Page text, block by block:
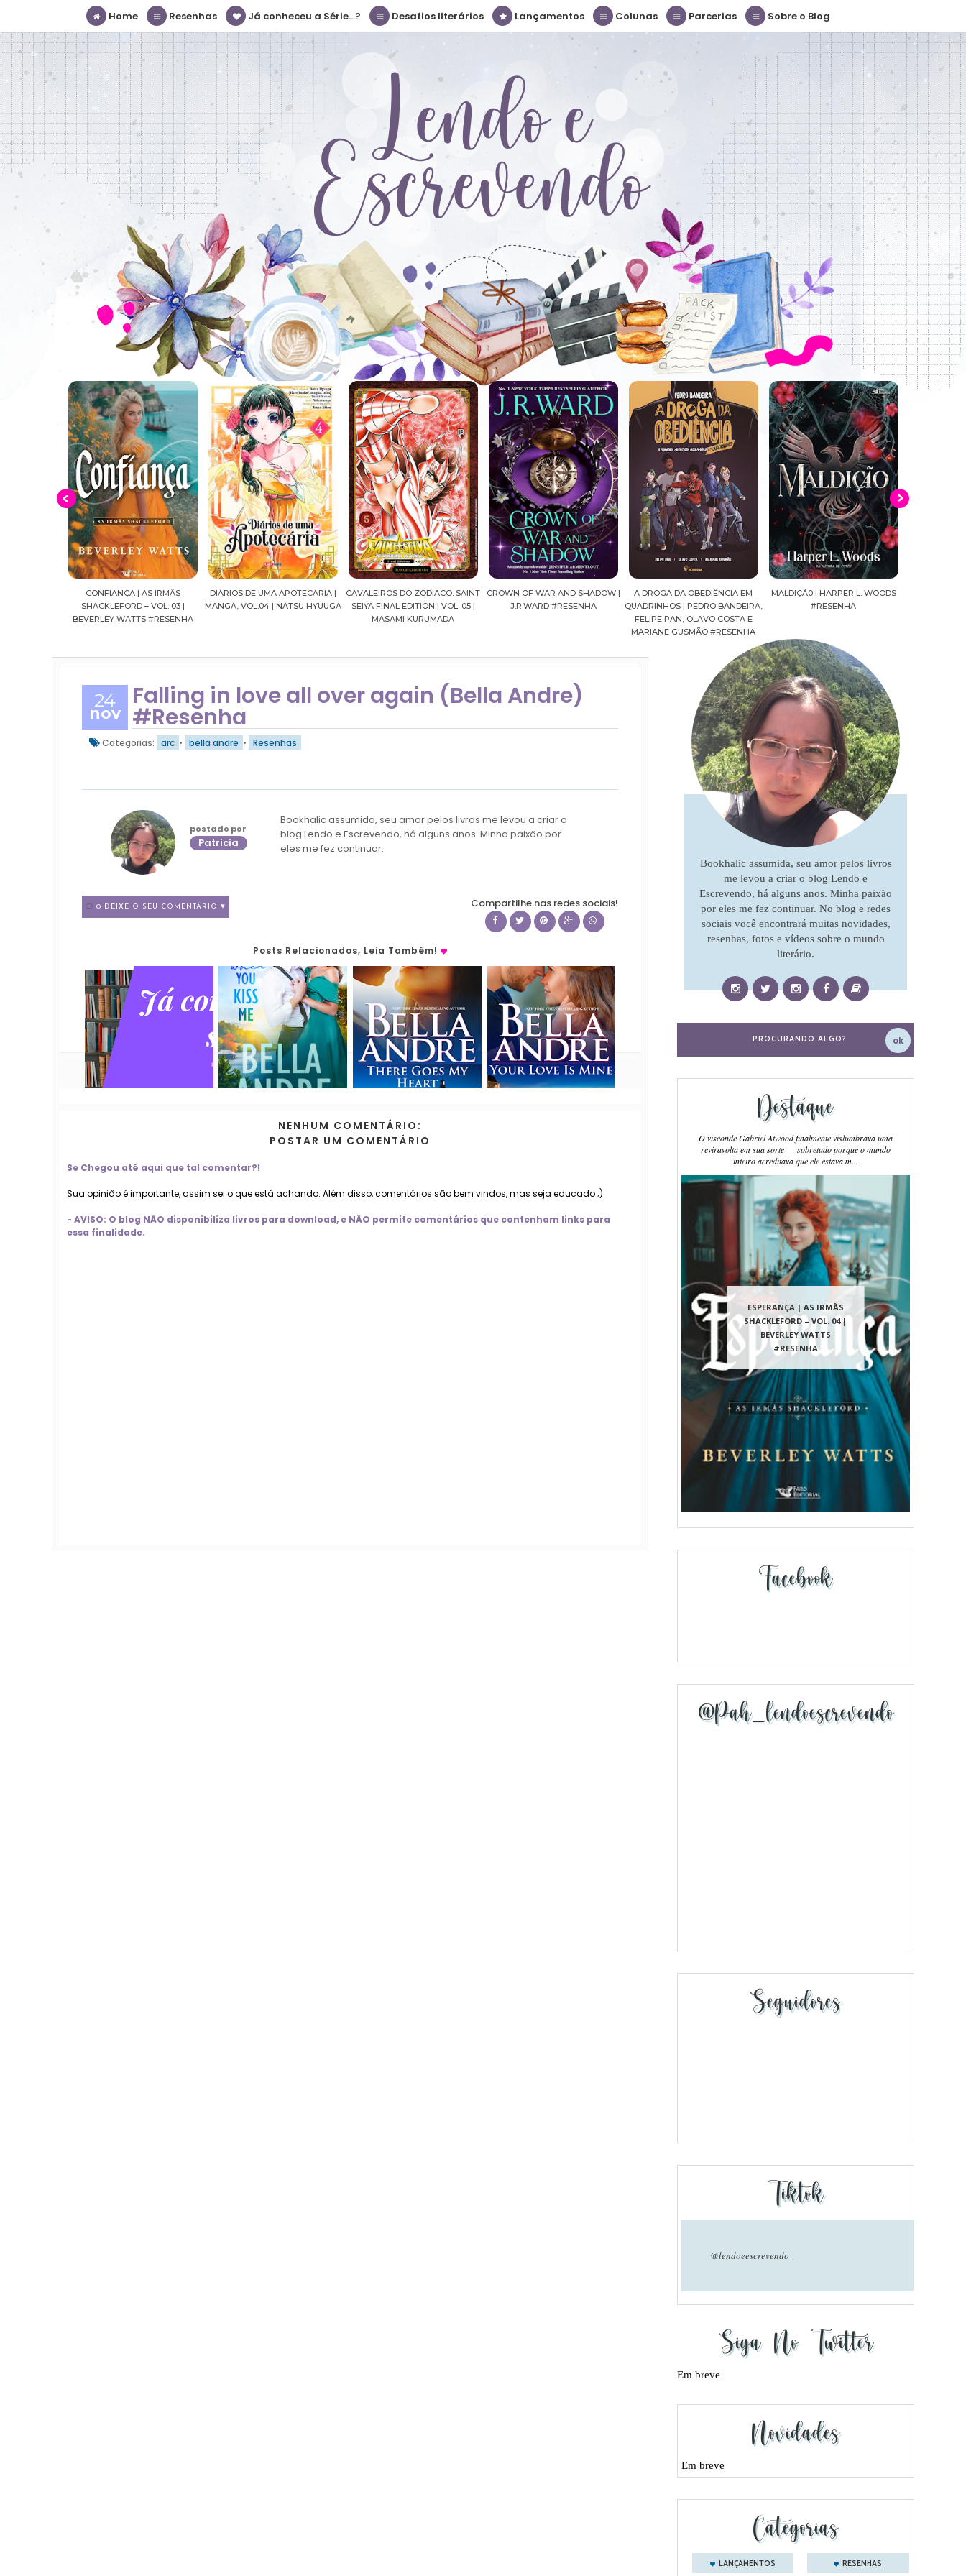
Home Resenhas Já conheceu a Série...? Desafios literários Lançamentos Colunas Parcerias Sobre o Blog
CONFIANÇA | AS IRMÃS
SHACKLEFORD – VOL. 03 |
BEVERLEY WATTS #RESENHA
DIÁRIOS DE UMA APOTECÁRIA |
MANGÁ, VOL.04 | NATSU HYUUGA
CAVALEIROS DO ZODÍACO: SAINT
SEIYA FINAL EDITION | VOL. 05 |
MASAMI KURUMADA
CROWN OF WAR AND SHADOW |
J.R.WARD #RESENHA
A DROGA DA OBEDIÊNCIA EM
QUADRINHOS | PEDRO BANDEIRA,
FELIPE PAN, OLAVO COSTA E
MARIANE GUSMÃO #RESENHA
MALDIÇÃ0 | HARPER L. WOODS
#RESENHA
CAVALEIROS DO
24
nov
Falling in love all over again (Bella Andre)
#Resenha
Categorias: arc • bella andre • Resenhas
postado por
Patricia
Bookhalic assumida, seu amor pelos livros me levou a criar o
blog Lendo e Escrevendo, há alguns anos. Minha paixão por
eles me fez continuar.
0 DEIXE O SEU COMENTÁRIO ♥ Compartilhe nas redes sociais!
Posts Relacionados, Leia Também!
NENHUM COMENTÁRIO:
POSTAR UM COMENTÁRIO
Se Chegou até aqui que tal comentar?!
Sua opinião é importante, assim sei o que está achando. Além disso, comentários são bem vindos, mas seja educado ;)
- AVISO: O blog NÃO disponibiliza livros para download, e NÃO permite comentários que contenham links para
essa finalidade.
Bookhalic assumida, seu amor pelos livros
me levou a criar o blog Lendo e
Escrevendo, há alguns anos. Minha paixão
por eles me fez continuar. No blog e redes
sociais você encontrará muitas novidades,
resenhas, fotos e vídeos sobre o mundo
literário.
Destaque
ESPERANÇA | AS IRMÃS
SHACKLEFORD – VOL. 04 |
BEVERLEY WATTS
#RESENHA
O visconde Gabriel Atwood finalmente vislumbrava uma
reviravolta em sua sorte ― sobretudo porque o mundo
inteiro acreditava que ele estava m...
Facebook
@pah_lendoescrevendo
Seguidores
Tiktok
@lendoeescrevendo
Siga No Twitter
Em breve
Novidades
Em breve
Categorias
LANÇAMENTOS RESENHAS